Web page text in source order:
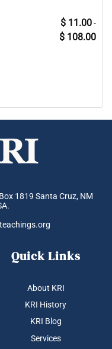
$ 11.00 -
$ 108.00di
1819 Santa Cruz, NM
Quick Links
About KRI
KRI History
KRI Blog
Services